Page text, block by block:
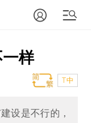
样
T中
设是不行的，